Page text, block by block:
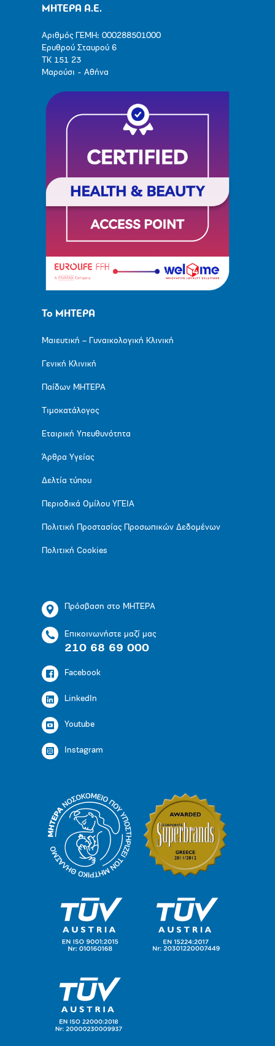
ΜΗΤΕΡΑ Α.Ε.
Αριθμός ΓΕΜΗ: 000288501000
Ερυθρού Σταυρού 6
ΤΚ 151 23
Μαρούσι - Αθήνα
Το ΜΗΤΕΡΑ
Μαιευτική – Γυναικολογική Κλινική
Γενική Κλινική
Παίδων ΜΗΤΕΡΑ
Τιμοκατάλογος
Εταιρική Υπευθυνότητα
Άρθρα Υγείας
Δελτία τύπου
Περιοδικά Ομίλου ΥΓΕΙΑ
Πολιτική Προστασίας Προσωπικών Δεδομένων
Πολιτική Cookies
Πρόσβαση στο ΜΗΤΕΡΑ
Επικοινωνήστε μαζί μας
210 68 69 000
Facebook
LinkedIn
Youtube
Instagram